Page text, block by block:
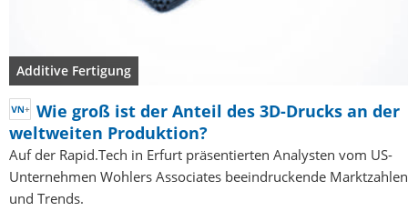
Additive Fertigung
Wie groß ist der Anteil des 3D-Drucks an der
weltweiten Produktion?
Auf der Rapid.Tech in Erfurt präsentierten Analysten vom US-
Unternehmen Wohlers Associates beeindruckende Marktzahlen
und Trends.